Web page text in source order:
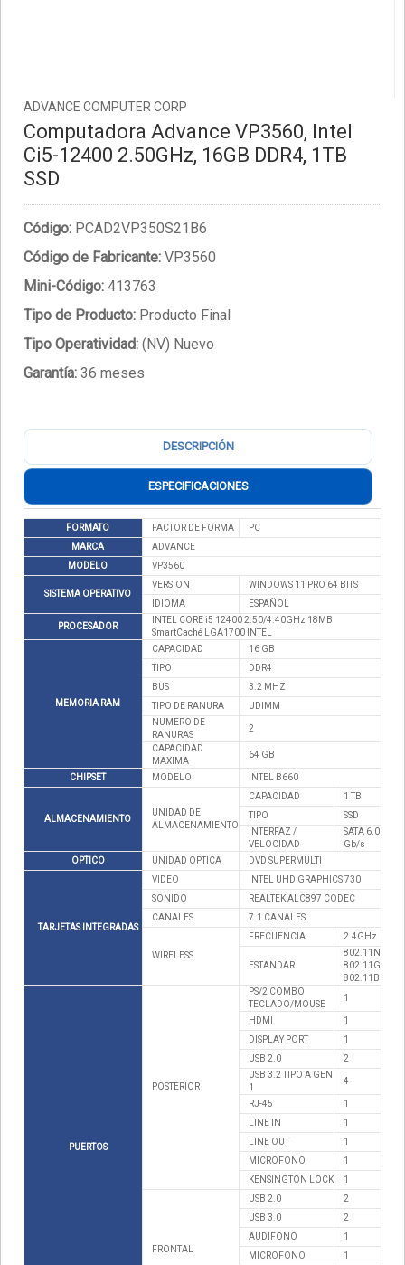
ADVANCE COMPUTER CORP
Computadora Advance VP3560, Intel
Ci5-12400 2.50GHz, 16GB DDR4, 1TB
SSD
Código: PCAD2VP350S21B6
Código de Fabricante: VP3560
Mini-Código: 413763
Tipo de Producto: Producto Final
Tipo Operatividad: (NV) Nuevo
Garantía: 36 meses
DESCRIPCIÓN
ESPECIFICACIONES
FORMATO FACTOR DE FORMA
PC
MARCA
ADVANCE
MODELO
VP3560
SISTEMA OPERATIVO
VERSION
WINDOWS 11 PRO 64 BITS
IDIOMA
ESPAÑOL
PROCESADOR
INTEL CORE i5 12400 2.50/4.40GHz 18MB
SmartCaché LGA1700 INTEL
MEMORIA RAM
CAPACIDAD
16 GB
TIPO
DDR4
BUS
3.2 MHZ
TIPO DE RANURA
UDIMM
NUMERO DE
RANURAS
2
CAPACIDAD
MAXIMA
64 GB
CHIPSET MODELO INTEL B660
ALMACENAMIENTO
UNIDAD DE
ALMACENAMIENTO
CAPACIDAD
1 TB
TIPO
SSD
INTERFAZ /
VELOCIDAD
SATA 6.0
Gb/s
OPTICO
UNIDAD OPTICA DVD SUPERMULTI
TARJETAS INTEGRADAS
VIDEO
INTEL UHD GRAPHICS 730
SONIDO
REALTEK ALC897 CODEC
CANALES
7.1 CANALES
WIRELESS
FRECUENCIA 2.4GHz
ESTANDAR
802.11N
802.11G
802.11B
PUERTOS
POSTERIOR
PS/2 COMBO
TECLADO/MOUSE
1
HDMI
1
DISPLAY PORT
1
USB 2.0
2
USB 3.2 TIPO A GEN
1
4
RJ-45
1
LINE IN
1
LINE OUT
1
MICROFONO
1
KENSINGTON LOCK
1
FRONTAL
USB 2.0
2
USB 3.0
2
AUDIFONO
1
MICROFONO
1